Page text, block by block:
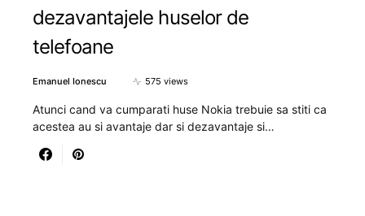
dezavantajele huselor de
telefoane
Emanuel Ionescu 575 views
Atunci cand va cumparati huse Nokia trebuie sa stiti ca
acestea au si avantaje dar si dezavantaje si…